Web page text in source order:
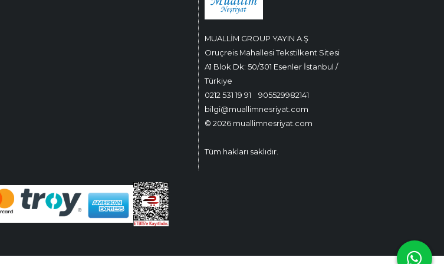
MUALLİM GROUP YAYIN A.Ş
Oruçreis Mahallesi Tekstilkent Sitesi
A1 Blok Dk: 50/301 Esenler İstanbul /
Türkiye
0212 531 19 91
905529982141
bilgi@muallimnesriyat.com
© 2026 muallimnesriyat.com
Tüm hakları saklıdır.